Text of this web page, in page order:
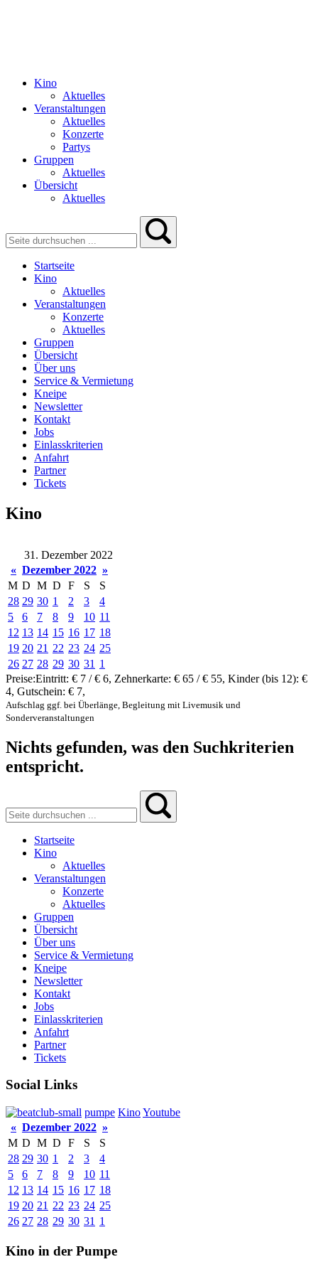
Kino
Aktuelles
Veranstaltungen
Aktuelles
Konzerte
Partys
Gruppen
Aktuelles
Übersicht
Aktuelles
Startseite
Kino
Aktuelles
Veranstaltungen
Konzerte
Aktuelles
Gruppen
Übersicht
Über uns
Service & Vermietung
Kneipe
Newsletter
Kontakt
Jobs
Einlasskriterien
Anfahrt
Partner
Tickets
Kino
31. Dezember 2022
« Dezember 2022 »
M D M D F S
S
28 29 30 1 2 3
4
5
6 7 8 9 10 11
12 13 14 15 16 17 18
19 20 21 22 23 24 25
26 27 28 29 30 31 1
Preise:Eintritt: € 7 / € 6, Zehnerkarte: € 65 / € 55, Kinder (bis 12): €
4, Gutschein: € 7,
Aufschlag ggf. bei Überlänge, Begleitung mit Livemusik und
Sonderveranstaltungen
Nichts gefunden, was den Suchkriterien
entspricht.
Startseite
Kino
Aktuelles
Veranstaltungen
Konzerte
Aktuelles
Gruppen
Übersicht
Über uns
Service & Vermietung
Kneipe
Newsletter
Kontakt
Jobs
Einlasskriterien
Anfahrt
Partner
Tickets
Social Links
pumpe KinoYoutube
« Dezember 2022 »
M D M D F S
S
28 29 30 1 2 3
4
5
6 7 8 9 10 11
12 13 14 15 16 17 18
19 20 21 22 23 24 25
26 27 28 29 30 31 1
Kino in der Pumpe